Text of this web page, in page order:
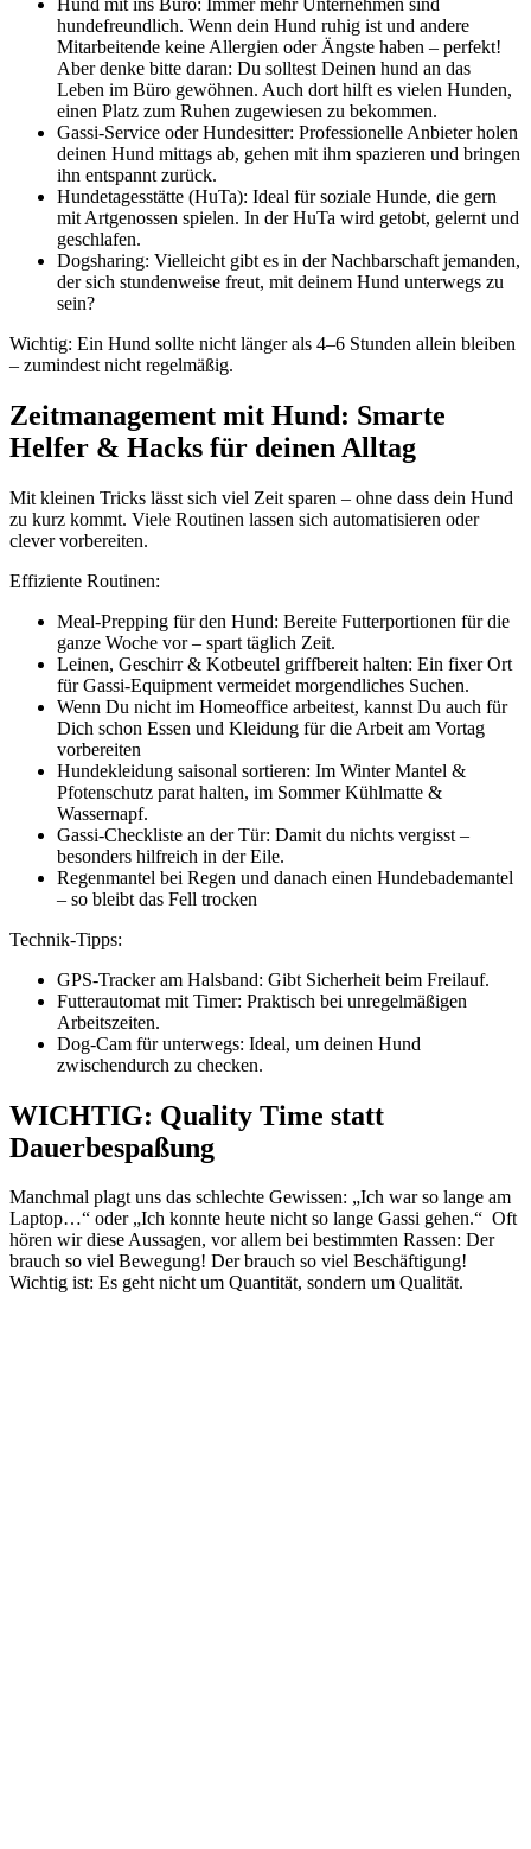
hundefreundlich. Wenn dein Hund ruhig ist und andere
Mitarbeitende keine Allergien oder Ängste haben – perfekt!
Aber denke bitte daran: Du solltest Deinen hund an das
Leben im Büro gewöhnen. Auch dort hilft es vielen Hunden,
einen Platz zum Ruhen zugewiesen zu bekommen.
Gassi-Service oder Hundesitter: Professionelle Anbieter holen
deinen Hund mittags ab, gehen mit ihm spazieren und bringen
ihn entspannt zurück.
Hundetagesstätte (HuTa): Ideal für soziale Hunde, die gern
mit Artgenossen spielen. In der HuTa wird getobt, gelernt und
geschlafen.
Dogsharing: Vielleicht gibt es in der Nachbarschaft jemanden,
der sich stundenweise freut, mit deinem Hund unterwegs zu
sein?
Wichtig: Ein Hund sollte nicht länger als 4–6 Stunden allein bleiben
– zumindest nicht regelmäßig.
Zeitmanagement mit Hund: Smarte
Helfer & Hacks für deinen Alltag
Mit kleinen Tricks lässt sich viel Zeit sparen – ohne dass dein Hund
zu kurz kommt. Viele Routinen lassen sich automatisieren oder
clever vorbereiten.
Effiziente Routinen:
Meal-Prepping für den Hund: Bereite Futterportionen für die
ganze Woche vor – spart täglich Zeit.
Leinen, Geschirr & Kotbeutel griffbereit halten: Ein fixer Ort
für Gassi-Equipment vermeidet morgendliches Suchen.
Wenn Du nicht im Homeoffice arbeitest, kannst Du auch für
Dich schon Essen und Kleidung für die Arbeit am Vortag
vorbereiten
Hundekleidung saisonal sortieren: Im Winter Mantel &
Pfotenschutz parat halten, im Sommer Kühlmatte &
Wassernapf.
Gassi-Checkliste an der Tür: Damit du nichts vergisst –
besonders hilfreich in der Eile.
Regenmantel bei Regen und danach einen Hundebademantel
– so bleibt das Fell trocken
Technik-Tipps:
GPS-Tracker am Halsband: Gibt Sicherheit beim Freilauf.
Futterautomat mit Timer: Praktisch bei unregelmäßigen
Arbeitszeiten.
Dog-Cam für unterwegs: Ideal, um deinen Hund
zwischendurch zu checken.
WICHTIG: Quality Time statt
Dauerbespaßung
Manchmal plagt uns das schlechte Gewissen: „Ich war so lange am
Laptop…“ oder „Ich konnte heute nicht so lange Gassi gehen.“ Oft
hören wir diese Aussagen, vor allem bei bestimmten Rassen: Der
brauch so viel Bewegung! Der brauch so viel Beschäftigung!
Wichtig ist: Es geht nicht um Quantität, sondern um Qualität.